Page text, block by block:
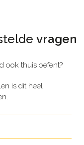
vragen
ook thuis oefent?
is dit heel